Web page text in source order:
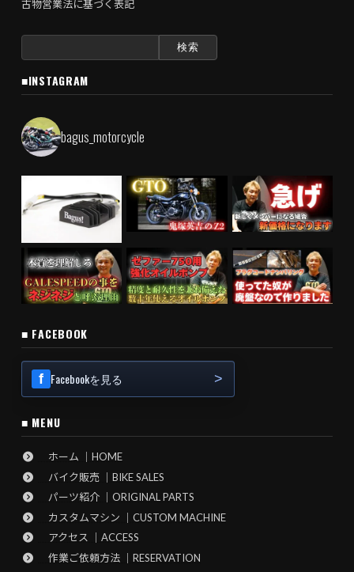
古物営業法に基づく表記
検
■INSTAGRAM
bagus_motorcycle
■ FACEBOOK
Facebookを見る
■ MENU
ホーム ｜HOME
バイク販売 ｜BIKE SALES
パーツ紹介 ｜ORIGINAL PARTS
カスタムマシン ｜CUSTOM MACHINE
アクセス ｜ACCESS
作業ご依頼方法 ｜RESERVATION